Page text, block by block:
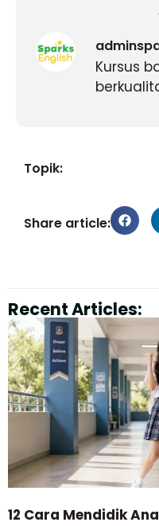
Kursus
Topik:
Share article:
Recent Articles:
12 Cara Mendidik